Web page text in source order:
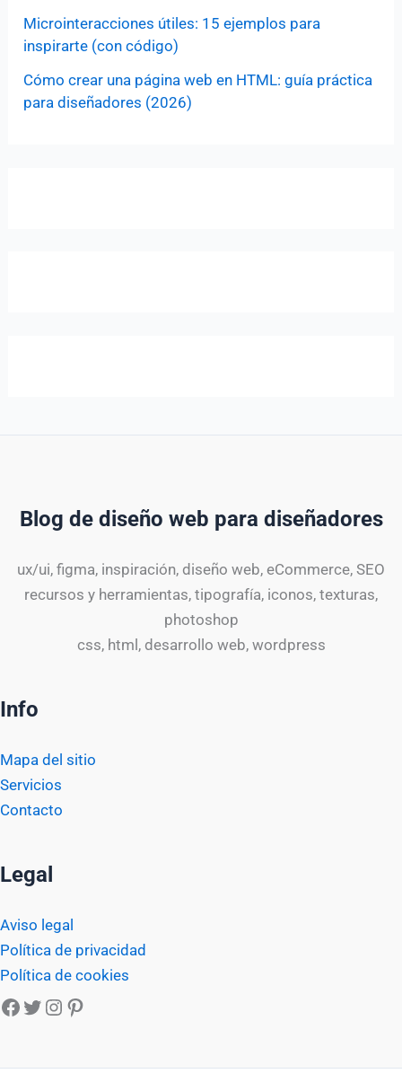
Microinteracciones útiles: 15 ejemplos para
inspirarte (con código)
Cómo crear una página web en HTML: guía práctica
para diseñadores (2026)
Blog de diseño web para diseñadores
ux/ui, figma, inspiración, diseño web, eCommerce, SEO
recursos y herramientas, tipografía, iconos, texturas,
photoshop
css, html, desarrollo web, wordpress
Info
Mapa del sitio
Servicios
Contacto
Legal
Aviso legal
Política de privacidad
Política de cookies
Facebook
Twitter
Instagram
Pinterest